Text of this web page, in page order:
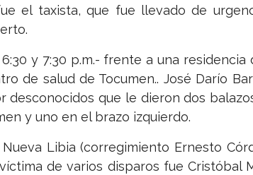
el taxista, que fue llevado de
y 7:30 p.m.- frente a una residencia
de salud de Tocumen.. José Darío
desconocidos que le dieron dos
y uno en el brazo izquierdo.
Libia (corregimiento Ernesto
de varios disparos fue Cristóbal